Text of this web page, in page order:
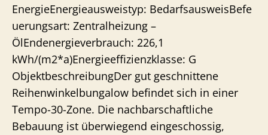
EnergieEnergieausweistyp: BedarfsausweisBefe
uerungsart: Zentralheizung –
ÖlEndenergieverbrauch: 226,1
kWh/(m2*a)Energieeffizienzklasse: G
ObjektbeschreibungDer gut geschnittene
Reihenwinkelbungalow befindet sich in einer
Tempo-30-Zone. Die nachbarschaftliche
Bebauung ist überwiegend eingeschossig,